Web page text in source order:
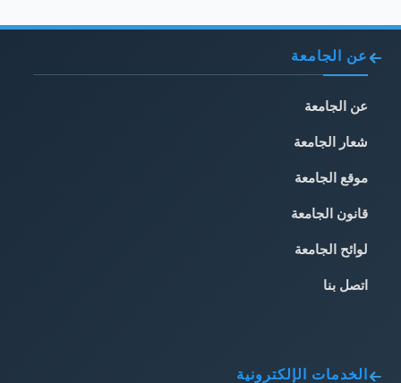
عن الجامعة
عن الجامعة
شعار الجامعة
موقع الجامعة
قانون الجامعة
لوائح الجامعة
اتصل بنا
الخدمات الإلكترونية